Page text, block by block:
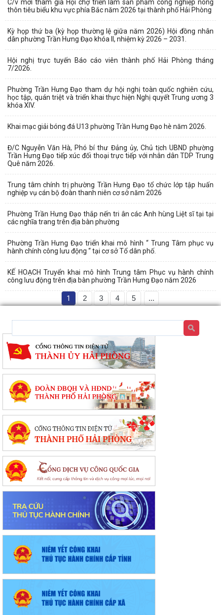
C/v mời tham gia Hội chợ triển lãm sản phẩm công nghiệp nông
thôn tiêu biểu khu vực phía Bắc năm 2026 tại thành phố Hải Phòng
Kỳ họp thứ ba (kỳ họp thường lệ giữa năm 2026) Hội đồng nhân
dân phường Trần Hưng Đạo khóa II, nhiệm kỳ 2026 – 2031.
Hội nghị trực tuyến Báo cáo viên thành phố Hải Phòng tháng
7/2026.
Phường Trần Hưng Đạo tham dự hội nghị toàn quốc nghiên cứu,
học tập, quán triệt và triển khai thực hiện Nghị quyết Trung ương 3
khóa XIV.
Khai mạc giải bóng đá U13 phường Trần Hưng Đạo hè năm 2026.
Đ/C Nguyễn Văn Hà, Phó bí thư Đảng ủy, Chủ tịch UBND phường
Trần Hưng Đạo tiếp xúc đối thoại trực tiếp với nhân dân TDP Trung
Quê năm 2026.
Trung tâm chính trị phường Trần Hưng Đạo tổ chức lớp tập huấn
nghiệp vụ cán bộ đoàn thanh niên cơ sở năm 2026
Phường Trần Hưng Đạo thắp nến tri ân các Anh hùng Liệt sĩ tại tại
các nghĩa trang trên địa bàn phường
Phường Trần Hưng Đạo triển khai mô hình “ Trung Tâm phục vụ
hành chính công lưu động “ tại cơ sở Tổ dân phố.
KẾ HOẠCH Truyển khai mô hình Trung tâm Phục vụ hành chính
công lưu động trên địa bàn phường Trần Hưng Đạo năm 2026
1 2 3 4 5 ...